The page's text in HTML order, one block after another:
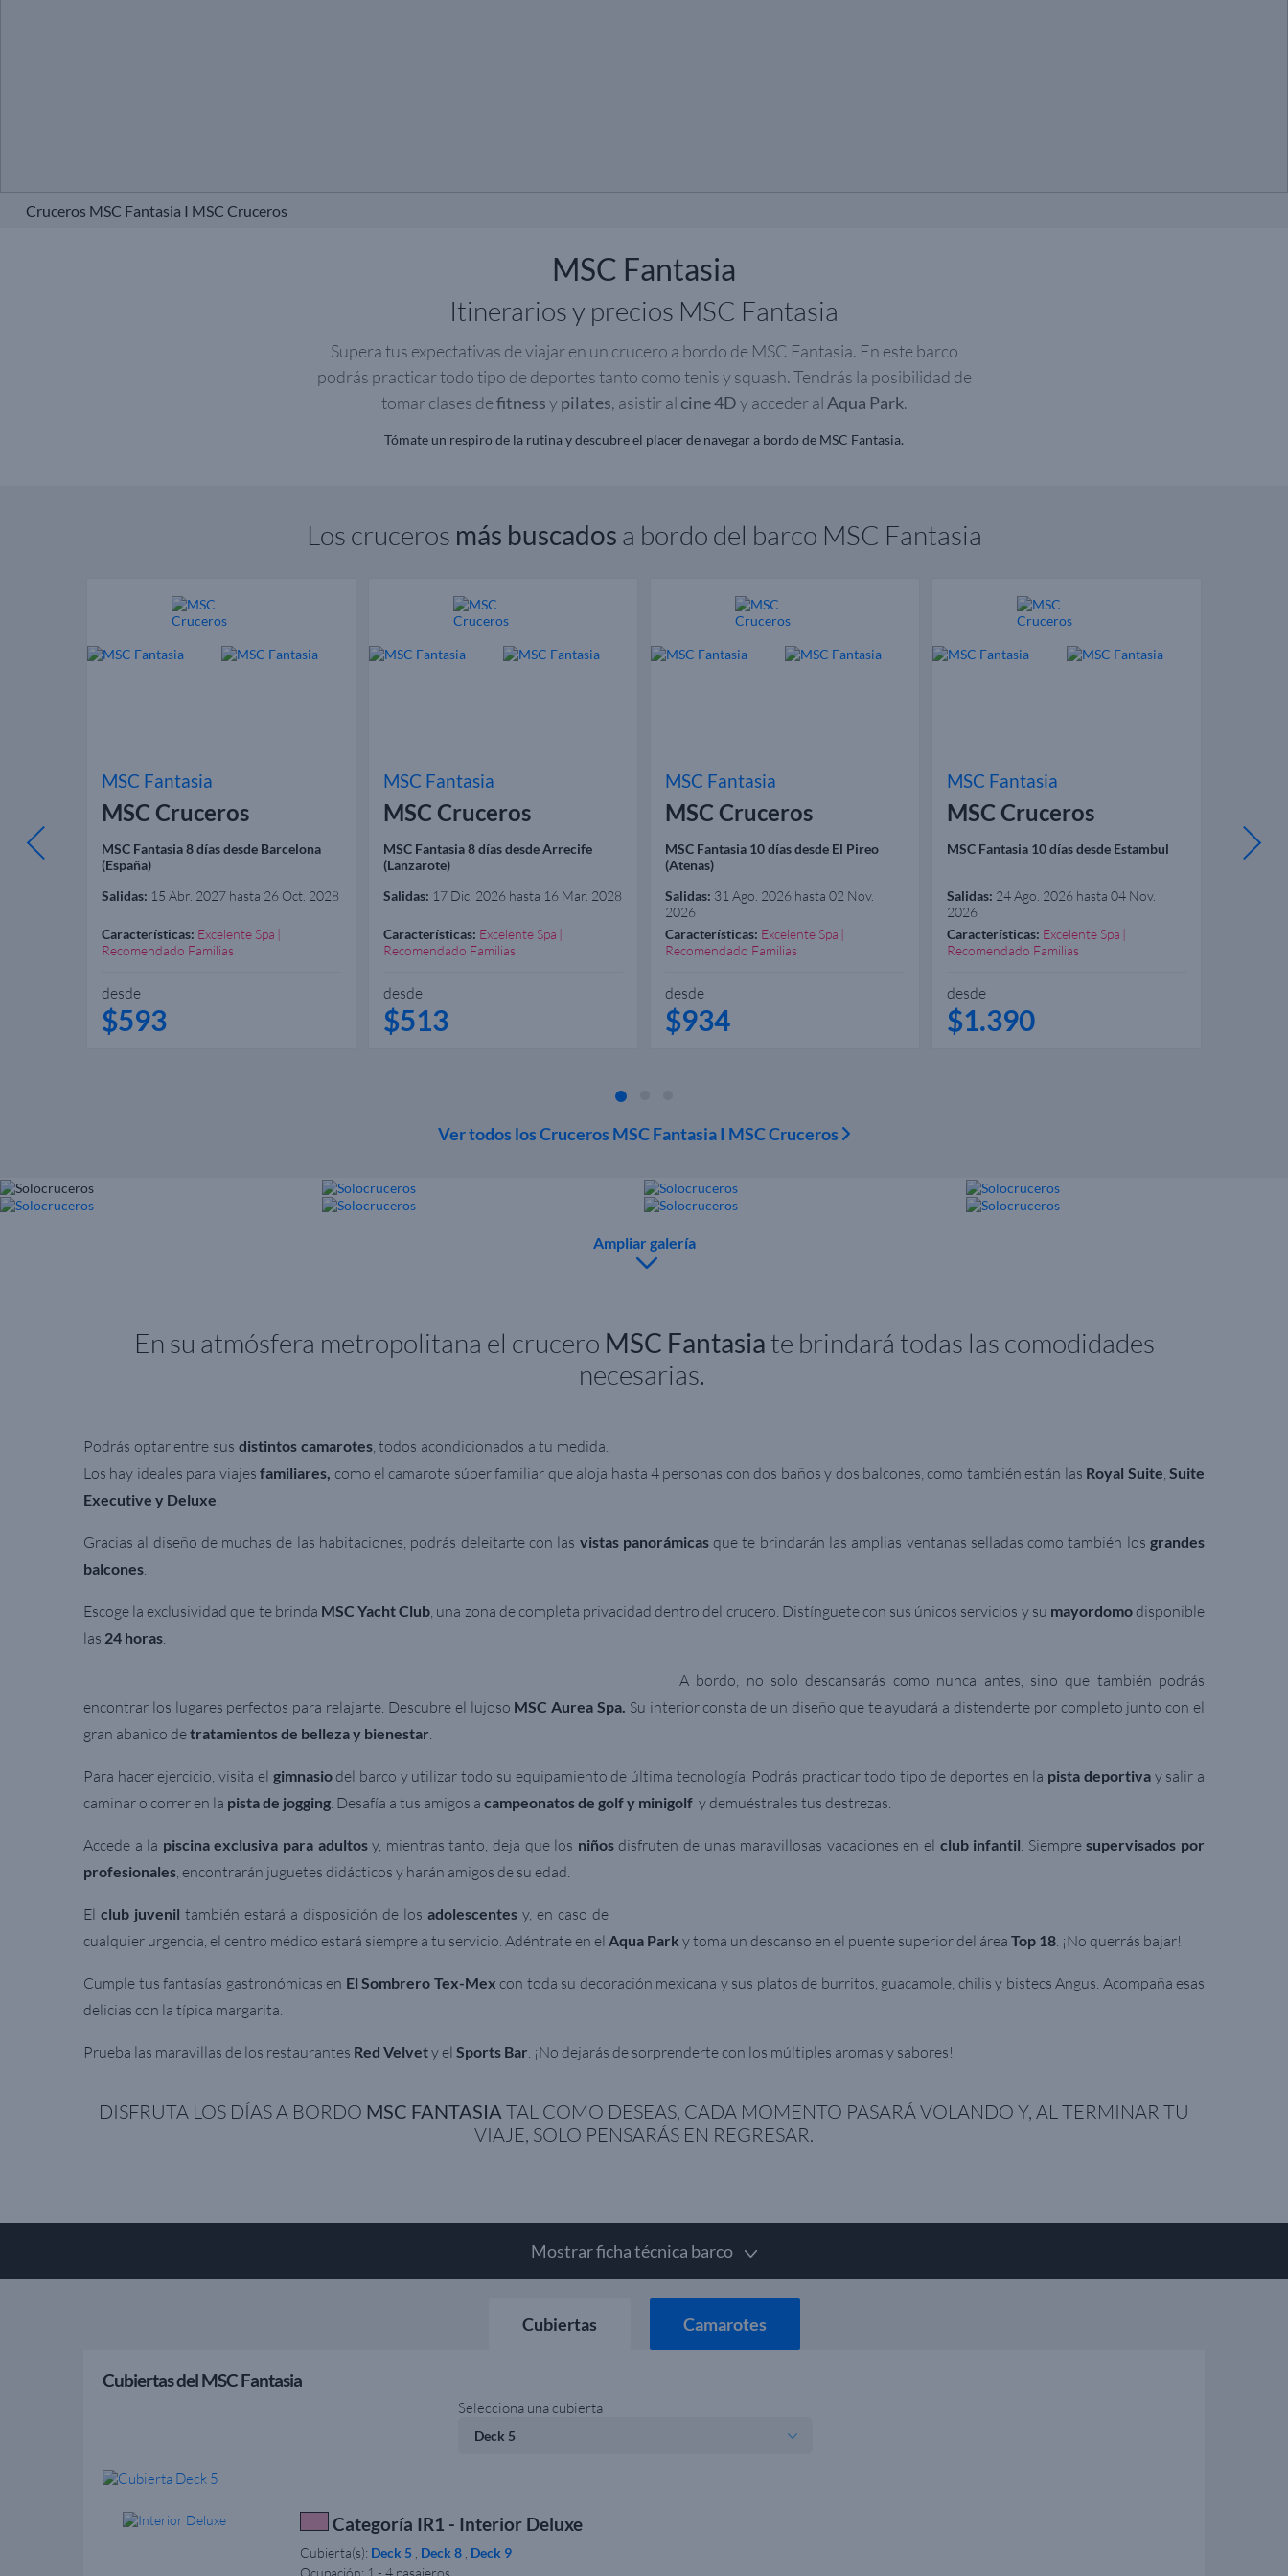
Cruceros MSC Fantasia I MSC Cruceros
MSC Fantasia
Itinerarios y precios MSC Fantasia
Supera tus expectativas de viajar en un crucero a bordo de MSC Fantasia. En este barco
podrás practicar todo tipo de deportes tanto como tenis y squash. Tendrás la posibilidad de
tomar clases defitnessypilates, asistir al cine 4Dy acceder al Aqua Park.
Tómate un respiro de la rutina y descubre el placer de navegar a bordo de MSC Fantasia.
Los cruceros más buscados a bordo del barco MSC Fantasia
MSC Fantasia
MSC Cruceros
MSC Fantasia 8 días desde Barcelona
(España)
Salidas: 15 Abr. 2027 hasta 26 Oct. 2028
Características: Excelente Spa
Recomendado Familias
desde
$593
MSC Fantasia
MSC Cruceros
MSC Fantasia 8 días desde Arrecife
(Lanzarote)
Salidas: 17 Dic. 2026 hasta 16 Mar. 2028
Características: Excelente Spa
Recomendado Familias
desde
$513
MSC Fantasia
MSC Cruceros
MSC Fantasia 10 días desde El Pireo
(Atenas)
Salidas: 31 Ago. 2026 hasta 02 Nov.
2026
Características: Excelente Spa
Recomendado Familias
desde
$934
MSC Fantasia
MSC Cruceros
MSC Fantasia 10 días desde Estambul
Salidas: 24 Ago. 2026 hasta 04 Nov.
2026
Características: Excelente Spa
Recomendado Familias
desde
$1.390
MSC
Ver todos los Cruceros MSC Fantasia I MSC Cruceros
Ampliar galería
En su atmósfera metropolitana el crucero MSC Fantasia te brindará todas las comodidades
necesarias.
Podrás optar entre sus distintos camarotes, todos acondicionados a tu medida.
Los hay ideales para viajes familiares, como el camarote súper familiar que aloja hasta 4 personas con dos baños y dos balcones, como también están las Royal Suite,Suite
Executive y Deluxe.
Gracias al diseño de muchas de las habitaciones, podrás deleitarte con las vistas panorámicasque te brindarán las amplias ventanas selladas como también losgrandes
balcones.
Escoge la exclusividad que te brinda MSC Yacht Club, una zona de completa privacidad dentro del crucero. Distínguete con sus únicos servicios y su mayordomodisponible
las 24 horas.
A bordo, no solo descansarás como nunca antes, sino que también podrás
encontrar los lugares perfectos para relajarte. Descubre el lujoso MSC Aurea Spa. Su interior consta de un diseño que te ayudará a distenderte por completo junto con el
gran abanico detratamientos de belleza y bienestar.
Para hacer ejercicio, visita el gimnasiodel barco y utilizar todo su equipamiento de última tecnología. Podrás practicar todo tipo de deportes en la pista deportiva y salir a
caminar o correr en la pista de jogging. Desafía a tus amigos a campeonatos de golf y minigolf y demuéstrales tus destrezas.
Accede a la piscina exclusiva para adultosy, mientras tanto, deja que los niñosdisfruten de unas maravillosas vacaciones en el club infantil. Siempresupervisados por
profesionales, encontrarán juguetes didácticos y harán amigos de su edad.
El club juvenil también estará a disposición de los adolescentes y, en caso de
cualquier urgencia, el centro médico estará siempre a tu servicio. Adéntrate en el Aqua Park y toma un descanso en el puente superior del área Top 18. ¡No querrás bajar!
Cumple tus fantasías gastronómicas en El Sombrero Tex-Mex con toda su decoración mexicana y sus platos de burritos, guacamole, chilis y bistecs Angus. Acompaña esas
delicias con la típica margarita.
Prueba las maravillas de los restaurantes Red Velvety el Sports Bar. ¡No dejarás de sorprenderte con los múltiples aromas y sabores!
DISFRUTA LOS DÍAS A BORDO MSC FANTASIA TAL COMO DESEAS, CADA MOMENTO PASARÁ VOLANDO Y, AL TERMINAR TU
VIAJE, SOLO PENSARÁS EN REGRESAR.
Mostrar ficha técnica barco
Cubiertas Camarotes
Cubiertas del MSC Fantasia
Selecciona una cubierta
Categoría IR1 - Interior Deluxe
Cubierta(s): Deck 5 Deck 8 Deck 9